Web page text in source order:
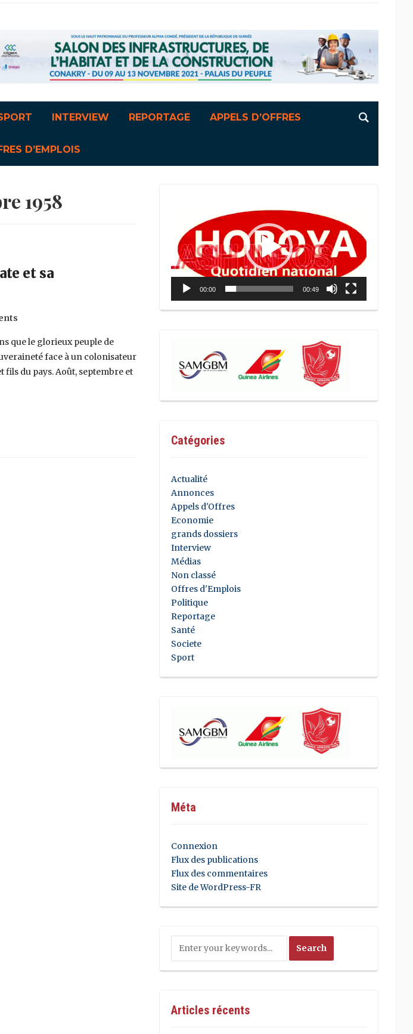
INTERVIEW REPORTAGE APPELS D’OFFRES
D’EMPLOIS
1958
et sa
que le glorieux peuple de
face à un colonisateur
du pays. Août, septembre et
00:00 00:49
Catégories
Actualité
Annonces
Appels d'Offres
Economie
grands dossiers
Interview
Médias
Non classé
Offres d'Emplois
Politique
Reportage
Santé
Societe
Sport
Méta
Connexion
Flux des publications
Flux des commentaires
Site de WordPress-FR
Articles récents